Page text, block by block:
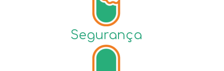
Segurança